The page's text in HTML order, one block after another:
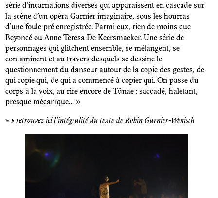
série d’incarnations diverses qui apparaissent en cascade sur
la scène d’un opéra Garnier imaginaire, sous les hourras
d’une foule pré enregistrée. Parmi eux, rien de moins que
Beyoncé ou Anne Teresa De Keersmaeker. Une série de
personnages qui glitchent ensemble, se mélangent, se
contaminent et au travers desquels se dessine le
questionnement du danseur autour de la copie des gestes, de
qui copie qui, de qui a commencé à copier qui. On passe du
corps à la voix, au rire encore de Tünae : saccadé, haletant,
presque mécanique… »
→ retrouvez ici l’intégralité du texte de Robin Garnier-Wenisch